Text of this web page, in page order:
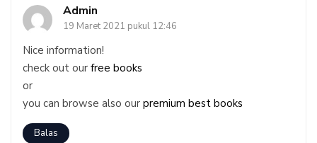
Admin
19 Maret 2021 pukul 12:46
Nice information!
check out our free books
or
you can browse also our premium best books
Balas